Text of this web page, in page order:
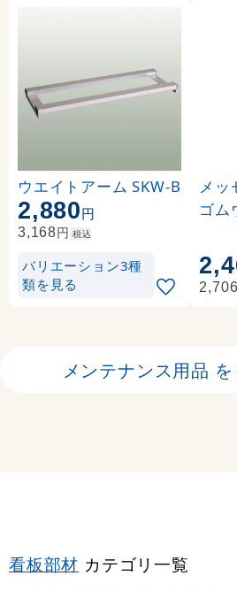
ウエイトアーム SKW-B
2,880円
3,168円 税込
バリエーション3種
類を見る
メッ
ゴム
2,706
メンテナンス用品
看板部材 カテゴリ一覧